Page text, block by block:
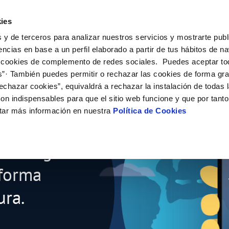
y de terceros para analizar nuestros servicios y mostrarte
en base a un perfil elaborado a partir de tus hábitos de
de complemento de redes sociales. Puedes aceptar
También puedes permitir o rechazar las cookies de forma
cookies”, equivaldrá a rechazar la instalación de todas
indispensables para que el sitio web funcione y que por
más información en nuestra Política de Cookies
titular
subministrament
MODIFICACIÓ DE DADES
Actualitzar dades bancàries
Actualitzar dades de domicili
El Teu Servei
AL CLIENT
contacte
i afectacions
COMPROMÍS DE SERVEI
Customer Counsel (Defensa del
Normativa del servei
La Teva Aigua
la qualitat de l’aigua
CUIDEM L'AIGUA
Consells d'estalvi
Dipòsits comunitaris
Coneix-nos
DE GESTIÓ I CERTIFICATS
PERFIL DEL CONTRACTANT
Condicions generals de
Contrataciones
El
de Beques "Joves